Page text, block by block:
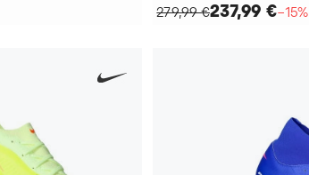
279,99 €237,99 €−15%